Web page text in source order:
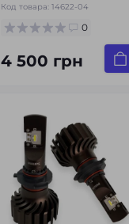
Код товара: 14622-04
0
4 500 грн